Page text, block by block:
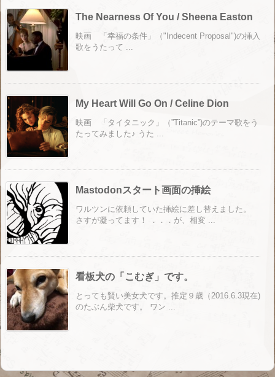
The Nearness Of You / Sheena Easton
映画 「幸福の条件」（"Indecent Proposal")の挿入
歌をうたって ...
My Heart Will Go On / Celine Dion
映画 「タイタニック」（”Titanic”)のテーマ歌をう
たってみました♪ うた ...
Mastodonスタート画面の挿絵
ワルツンに依頼していた挿絵に差し替えました。
さすが凝ってます！ ．．．が、相変 ...
看板犬の「こむぎ」です。
とっても賢い美女犬です。推定９歳（2016.6.3現在)
のたぶん柴犬です。 ワン ...